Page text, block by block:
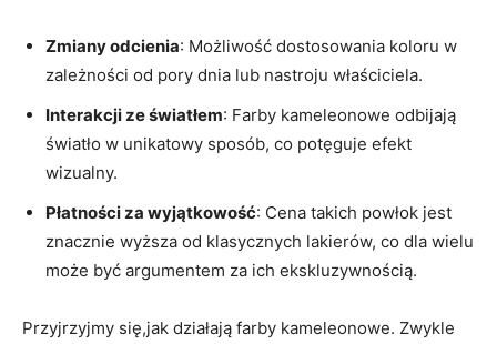
Zmiany odcienia: Możliwość dostosowania koloru w
zależności od pory dnia lub nastroju właściciela.
Interakcji ze światłem: Farby kameleonowe odbijają
światło w unikatowy sposób, co potęguje efekt
wizualny.
Płatności za wyjątkowość: Cena takich powłok jest
znacznie wyższa od klasycznych lakierów, co dla wielu
może być argumentem za ich ekskluzywnością.
Przyjrzyjmy się,jak działają farby kameleonowe. Zwykle